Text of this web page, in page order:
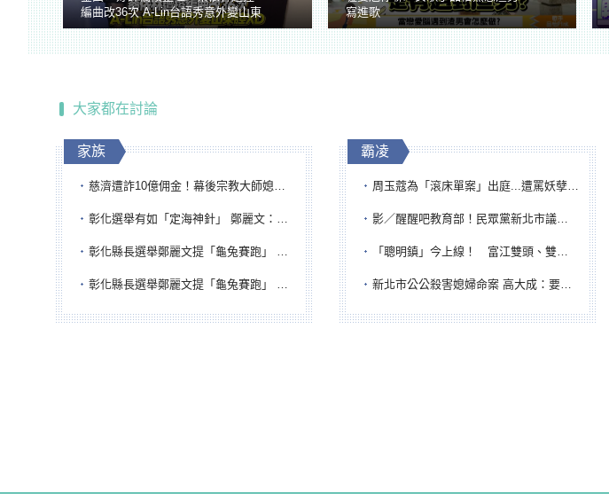
編曲改36次 A-Lin台語秀意外變山東
腔
寫進歌
大家都在討論
家族
慈濟遭詐10億佣金！幕後宗教大師媳婦獲100萬交保...快步奔離不發一語
彰化選舉有如「定海神針」 鄭麗文：傾全黨之力讓彰化贏
彰化縣長選舉鄭麗文提「龜兔賽跑」 綠營、無黨籍忙否認是烏龜
彰化縣長選舉鄭麗文提「龜兔賽跑」 綠營、無黨籍忙否認是烏龜
霸凌
周玉蔻為「滾床單案」出庭...遭罵妖孽下地獄 張淑娟批：舌頭殺人有罪
影／醒醒吧教育部！民眾黨新北市議員參選人提出校園反毒防線升級政見
「聰明鎮」今上線！ 富江雙頭、雙一、人頭氣球全登場
新北市公公殺害媳婦命案 高大成：要害殺多刀顯示怨恨深